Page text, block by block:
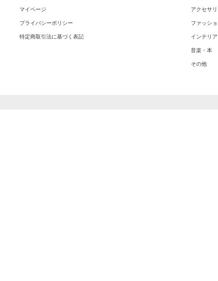
マイページ
プライバシーポリシー
特定商取引法に基づく表記
アクセサ
ファッシ
インテリア
音楽・本
その他